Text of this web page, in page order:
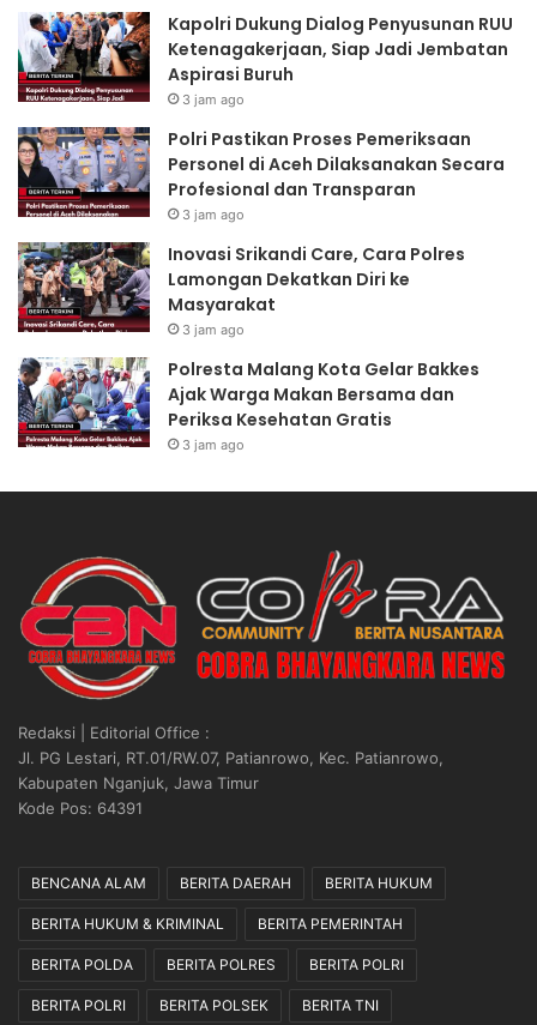
Kapolri Dukung Dialog Penyusunan RUU
Ketenagakerjaan, Siap Jadi Jembatan
Aspirasi Buruh
3 jam ago
Polri Pastikan Proses Pemeriksaan
Personel di Aceh Dilaksanakan Secara
Profesional dan Transparan
3 jam ago
Inovasi Srikandi Care, Cara Polres
Lamongan Dekatkan Diri ke
Masyarakat
3 jam ago
Polresta Malang Kota Gelar Bakkes
Ajak Warga Makan Bersama dan
Periksa Kesehatan Gratis
3 jam ago
Redaksi | Editorial Office :
Jl. PG Lestari, RT.01/RW.07, Patianrowo, Kec. Patianrowo,
Kabupaten Nganjuk, Jawa Timur
Kode Pos: 64391
BENCANA ALAM BERITA DAERAH BERITA HUKUM
BERITA HUKUM & KRIMINAL BERITA PEMERINTAH
BERITA POLDA BERITA POLRES BERITA POLRI
BERITA POLRI BERITA POLSEK BERITA TNI